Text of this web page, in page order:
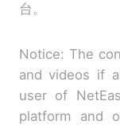
台。
Notice: The
and videos if
user of
platform and